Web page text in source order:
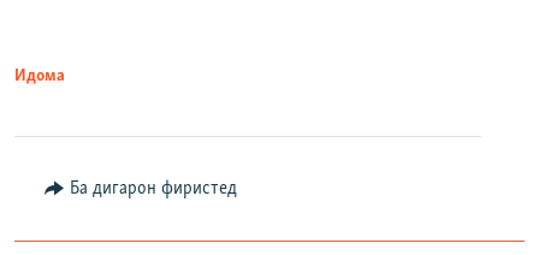
Идома
Ба дигарон фиристед